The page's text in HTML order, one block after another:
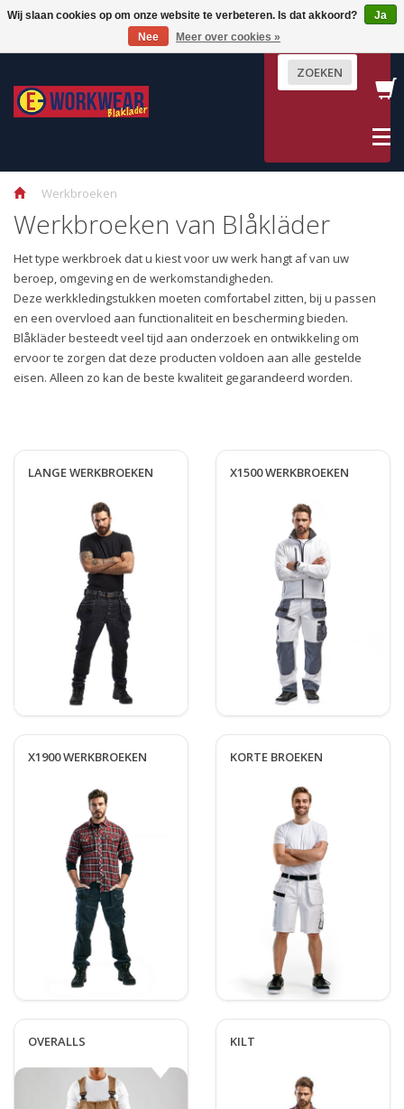
Terug
Jassen
Werkvesten
T-Shirts
Polo's
Terug
Schilders
Terug
Schilders
Tuinbroeken
T-Shirt ,
Terug
T-Shirts &
Jassen &
Terug
Industrie &
Werkjassen
Terug
High Visibility
Terug
High
T-Shirts &
Jassen en
Accessoires
Terug
Multinorm
Jassen &
Accessoires
Terug
Wind,
Jassen van
Kniestukken
Uitleg materiaal en normeringen
Terug
Uitleg
Materiaal
Terug
Dames Werkbroeken
Jassen & Overalls
Terug
Werkschoenen
Schoen Accessoires
Terug
Werkhandschoenen
Tassen & Zakken
Mutsen
Petten
POPULAIRE PRODUCTEN
ZOEKEN
Werkbroeken
Werkbroeken van Blåkläder
Het type werkbroek dat u kiest voor uw werk hangt af van uw
beroep, omgeving en de werkomstandigheden.
Deze werkkledingstukken moeten comfortabel zitten, bij u passen
en een overvloed aan functionaliteit en bescherming bieden.
Blåkläder besteedt veel tijd aan onderzoek en ontwikkeling om
ervoor te zorgen dat deze producten voldoen aan alle gestelde
eisen. Alleen zo kan de beste kwaliteit gegarandeerd worden.
LANGE WERKBROEKEN X1500 WERKBROEKEN
X1900 WERKBROEKEN KORTE BROEKEN
OVERALLS KILT
Wij slaan cookies op om onze website te verbeteren. Is dat akkoord?
Ja
Nee
Meer over cookies »